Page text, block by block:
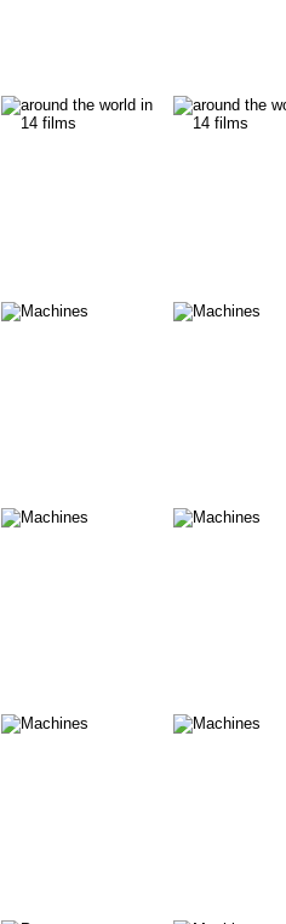
CHOPIN - Ich
fürchte mich
13.
12. Kurdisches
Filmfestival
PLURALE
WHISPER OF
WAR / STILLE
WO IST
GOTT?
THE
DROVER'S
APHASIE